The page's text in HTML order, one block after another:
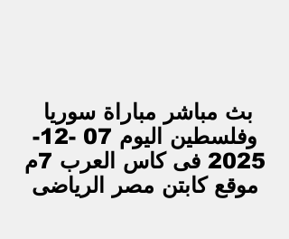
بث مباشر مباراة سوريا
وفلسطين اليوم 07 -12-
2025 فى كاس العرب 7م
موقع كابتن مصر الرياضى